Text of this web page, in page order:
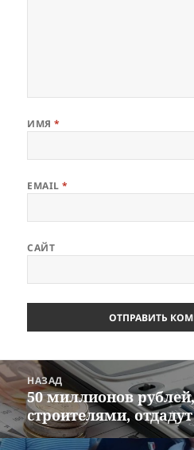
ИМЯ*
EMAIL*
САЙТ
Навигация
по
записям
НАЗАД
Предыдущая
запись:
50 миллионов
строителями,